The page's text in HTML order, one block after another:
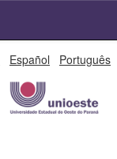
Español Português